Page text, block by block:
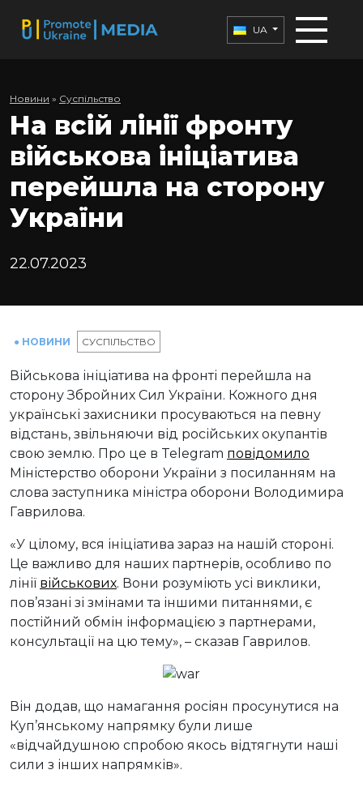
UA
Новини » Суспільство
На всій лінії фронту
військова ініціатива
перейшла на сторону
України
22.07.2023
● НОВИНИ СУСПІЛЬСТВО
Військова ініціатива на фронті перейшла на
сторону Збройних Сил України. Кожного дня
українські захисники просуваються на певну
відстань, звільняючи від російських окупантів
свою землю. Про це в Telegram повідомило
Міністерство оборони України з посиланням на
слова заступника міністра оборони Володимира
Гаврилова.
«У цілому, вся ініціатива зараз на нашій стороні.
Це важливо для наших партнерів, особливо по
лінії військових. Вони розуміють усі виклики,
пов’язані зі змінами та іншими питаннями, є
постійний обмін інформацією з партнерами,
консультації на цю тему», – сказав Гаврилов.
Він додав, що намагання росіян просунутися на
Куп’янському напрямку були лише
«відчайдушною спробою якось відтягнути наші
сили з інших напрямків».